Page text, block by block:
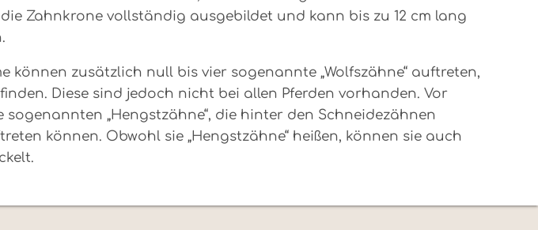
Zahnkrone vollständig ausgebildet und kann bis zu 12 cm lang
zusätzlich null bis vier sogenannte „Wolfszähne“ auftreten,
Diese sind jedoch nicht bei allen Pferden vorhanden. Vor
„Hengstzähne“, die hinter den Schneidezähnen
können. Obwohl sie „Hengstzähne“ heißen, können sie auch